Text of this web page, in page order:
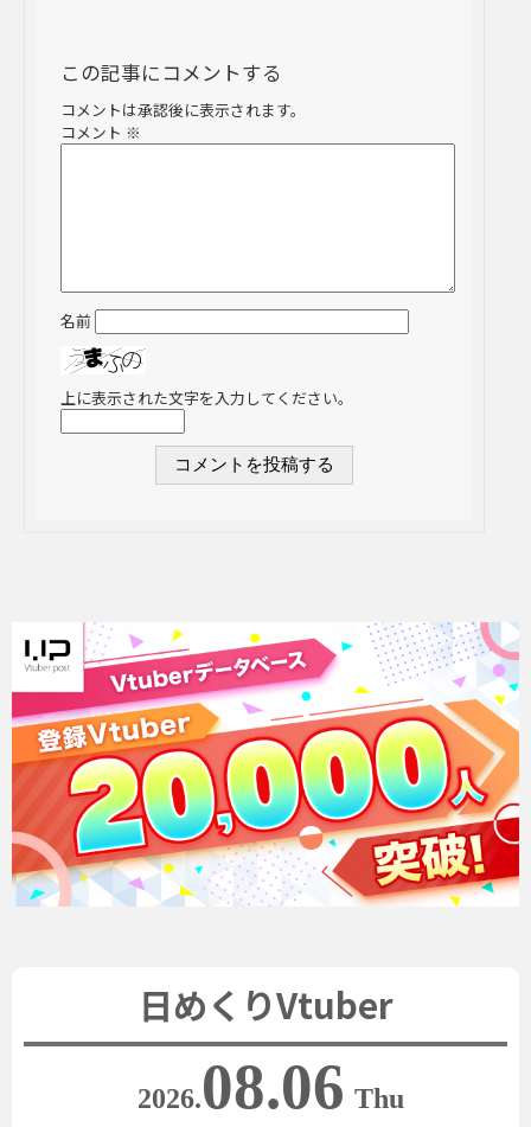
この記事にコメントする
コメントは承認後に表示されます。
コメント ※
名前
上に表示された文字を入力してください。
日めくりVtuber
2026.08.06 Thu